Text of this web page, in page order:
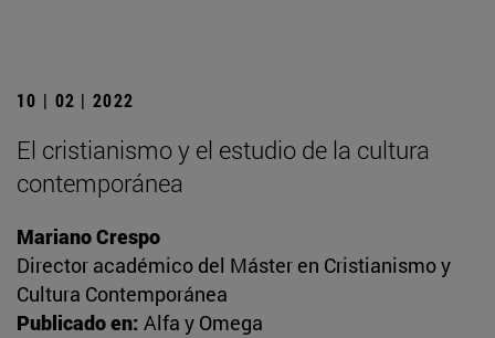
10 | 02 | 2022
El cristianismo y el estudio de la cultura
contemporánea
Mariano Crespo
Director académico del Máster en Cristianismo y
Cultura Contemporánea
Publicado en: Alfa y Omega